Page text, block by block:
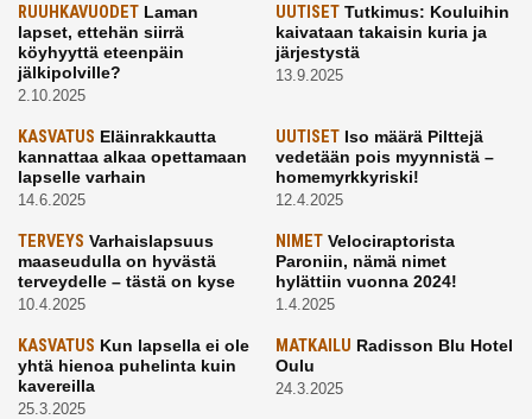
RUUHKAVUODET Laman
lapset, ettehän siirrä
köyhyyttä eteenpäin
jälkipolville?
2.10.2025
UUTISETTutkimus: Kouluihin
kaivataan takaisin kuria ja
järjestystä
13.9.2025
KASVATUS Eläinrakkautta
kannattaa alkaa opettamaan
lapselle varhain
14.6.2025
UUTISETIso määrä Pilttejä
vedetään pois myynnistä –
homemyrkkyriski!
12.4.2025
TERVEYS Varhaislapsuus
maaseudulla on hyvästä
terveydelle – tästä on kyse
10.4.2025
NIMETVelociraptorista
Paroniin, nämä nimet
hylättiin vuonna 2024!
1.4.2025
KASVATUS Kun lapsella ei ole
yhtä hienoa puhelinta kuin
kavereilla
25.3.2025
MATKAILU Radisson Blu Hotel
Oulu
24.3.2025